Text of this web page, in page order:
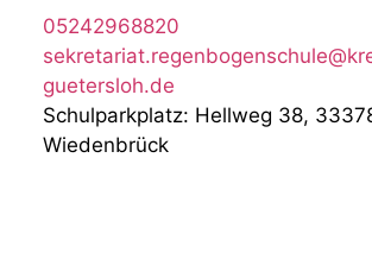
05242968820
guetersloh.de
Schulparkplatz: Hellweg 38,
Wiedenbrück